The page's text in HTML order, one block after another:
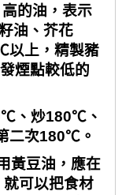
的油，表示
油、芥花
以上，精製豬
發煙點較低的
、炒180℃ 、
二次180℃ 。
黃豆油，應在
就可以把食材